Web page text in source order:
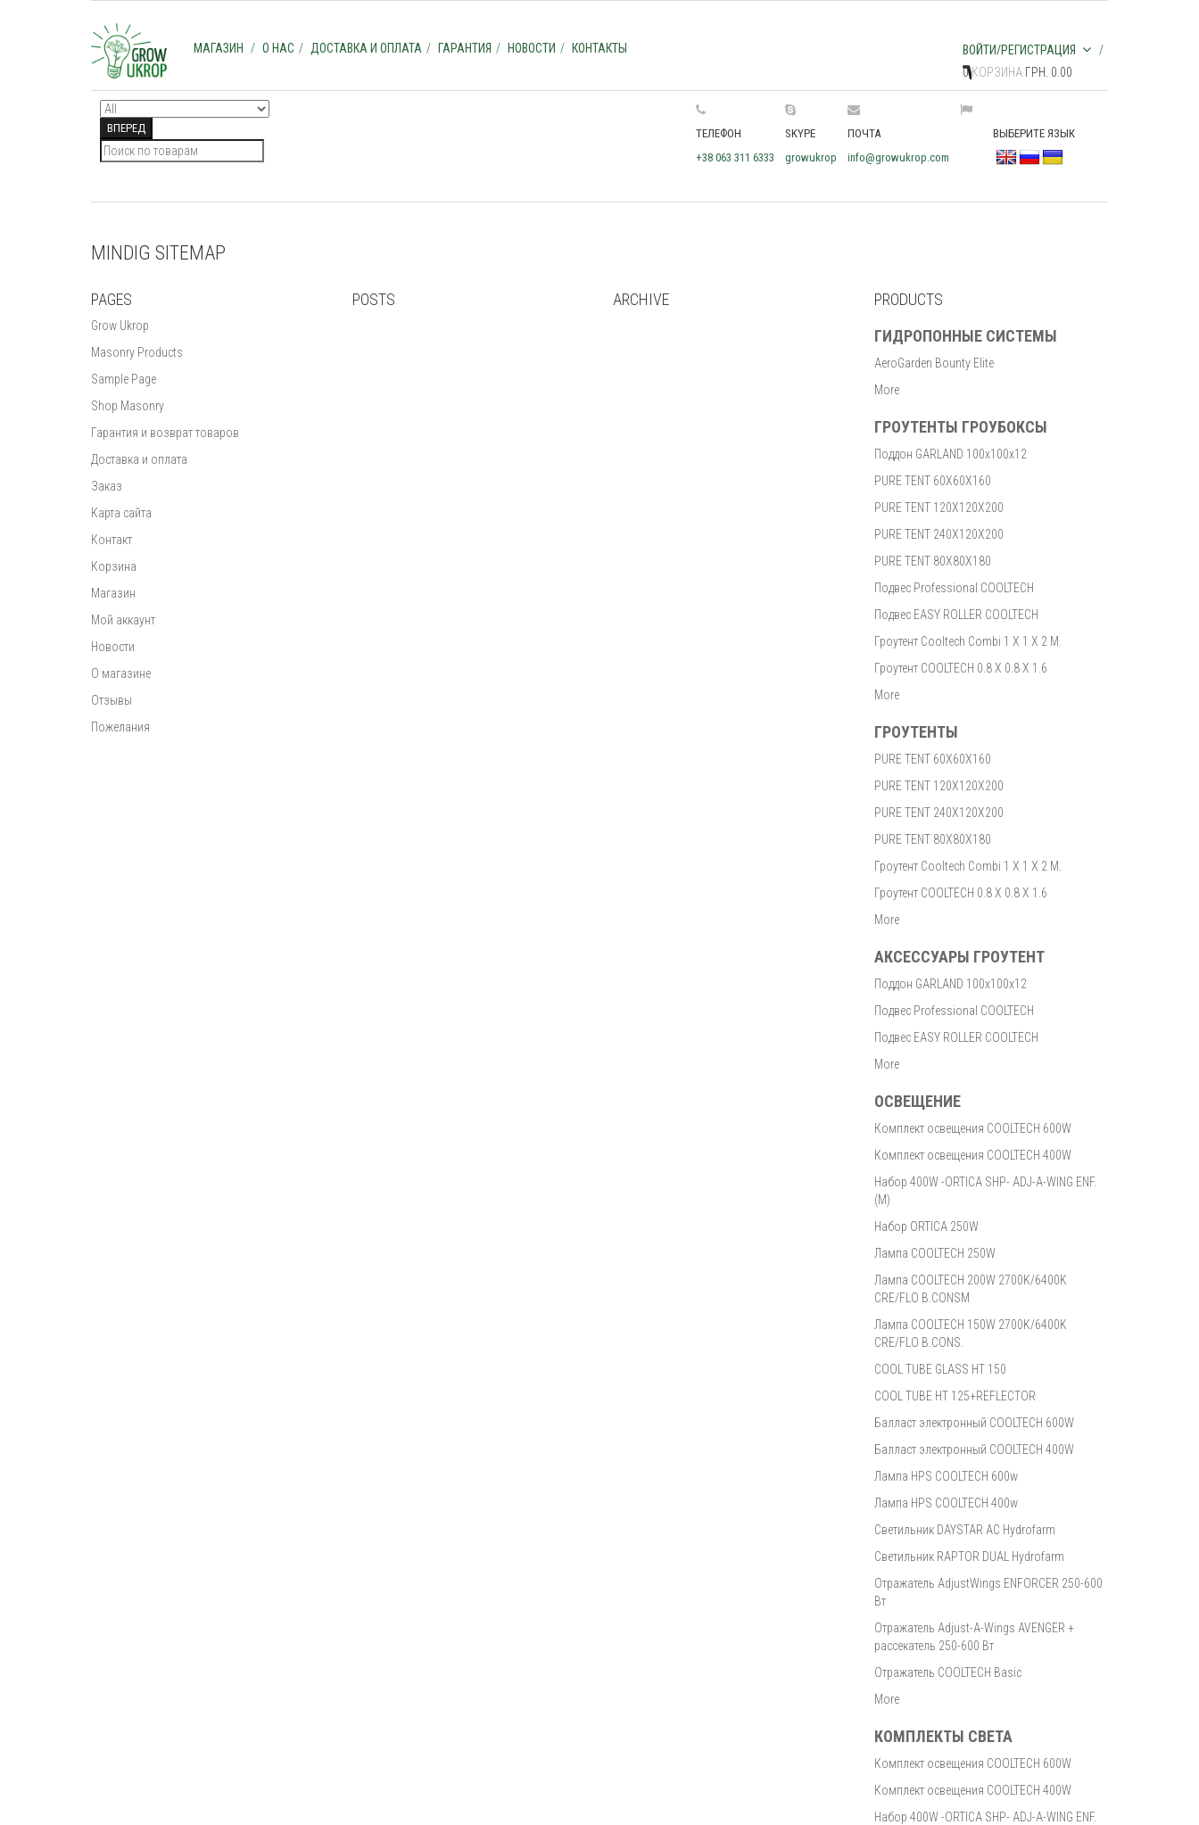
ВОЙТИ/РЕГИСТРАЦИЯ
0 КОРЗИНА ГРН. 0.00
МАГАЗИН О НАС ДОСТАВКА И ОПЛАТА ГАРАНТИЯ НОВОСТИ КОНТАКТЫ
ТЕЛЕФОН
+38 063 311 6333
SKYPE
growukrop
ПОЧТА
info@growukrop.com
ВЫБЕРИТЕ ЯЗЫК
SEARCH
MINDIG SITEMAP
PAGES
Grow Ukrop
Masonry Products
Sample Page
Shop Masonry
Гарантия и возврат товаров
Доставка и оплата
Заказ
Карта сайта
Контакт
Корзина
Магазин
Мой аккаунт
Новости
О магазине
Отзывы
Пожелания
POSTS ARCHIVE
PRODUCTS
ГИДРОПОННЫЕ СИСТЕМЫ
AeroGarden Bounty Elite
More
ГРОУТЕНТЫ ГРОУБОКСЫ
Поддон GARLAND 100x100x12
PURE TENT 60X60X160
PURE TENT 120X120X200
PURE TENT 240X120X200
PURE TENT 80X80X180
Подвес Professional COOLTECH
Подвес EASY ROLLER COOLTECH
Гроутент Cooltech Combi 1 X 1 X 2 M.
Гроутент COOLTECH 0.8 X 0.8 X 1.6
More
ГРОУТЕНТЫ
PURE TENT 60X60X160
PURE TENT 120X120X200
PURE TENT 240X120X200
PURE TENT 80X80X180
Гроутент Cooltech Combi 1 X 1 X 2 M.
Гроутент COOLTECH 0.8 X 0.8 X 1.6
More
АКСЕССУАРЫ ГРОУТЕНТ
Поддон GARLAND 100x100x12
Подвес Professional COOLTECH
Подвес EASY ROLLER COOLTECH
More
ОСВЕЩЕНИЕ
Комплект освещения COOLTECH 600W
Комплект освещения COOLTECH 400W
Набор 400W -ORTICA SHP- ADJ-A-WING ENF.
(M)
Набор ORTICA 250W
Лампа COOLTECH 250W
Лампа COOLTECH 200W 2700K/6400K
CRE/FLO B.CONSM
Лампа COOLTECH 150W 2700K/6400K
CRE/FLO B.CONS.
COOL TUBE GLASS HT 150
COOL TUBE HT 125+REFLECTOR
Балласт электронный COOLTECH 600W
Балласт электронный COOLTECH 400W
Лампа HPS COOLTECH 600w
Лампа HPS COOLTECH 400w
Светильник DAYSTAR AC Hydrofarm
Светильник RAPTOR DUAL Hydrofarm
Отражатель AdjustWings ENFORCER 250-600
Вт
Отражатель Adjust-A-Wings AVENGER +
рассекатель 250-600 Вт
Отражатель COOLTECH Basic
More
КОМПЛЕКТЫ СВЕТА
Комплект освещения COOLTECH 600W
Комплект освещения COOLTECH 400W
Набор 400W -ORTICA SHP- ADJ-A-WING ENF.